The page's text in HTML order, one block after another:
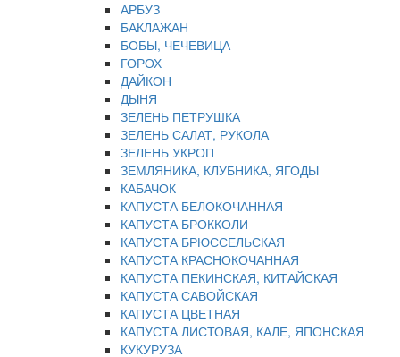
АРБУЗ
БАКЛАЖАН
БОБЫ, ЧЕЧЕВИЦА
ГОРОХ
ДАЙКОН
ДЫНЯ
ЗЕЛЕНЬ ПЕТРУШКА
ЗЕЛЕНЬ САЛАТ, РУКОЛА
ЗЕЛЕНЬ УКРОП
ЗЕМЛЯНИКА, КЛУБНИКА, ЯГОДЫ
КАБАЧОК
КАПУСТА БЕЛОКОЧАННАЯ
КАПУСТА БРОККОЛИ
КАПУСТА БРЮССЕЛЬСКАЯ
КАПУСТА КРАСНОКОЧАННАЯ
КАПУСТА ПЕКИНСКАЯ, КИТАЙСКАЯ
КАПУСТА САВОЙСКАЯ
КАПУСТА ЦВЕТНАЯ
КАПУСТА ЛИСТОВАЯ, КАЛЕ, ЯПОНСКАЯ
КУКУРУЗА